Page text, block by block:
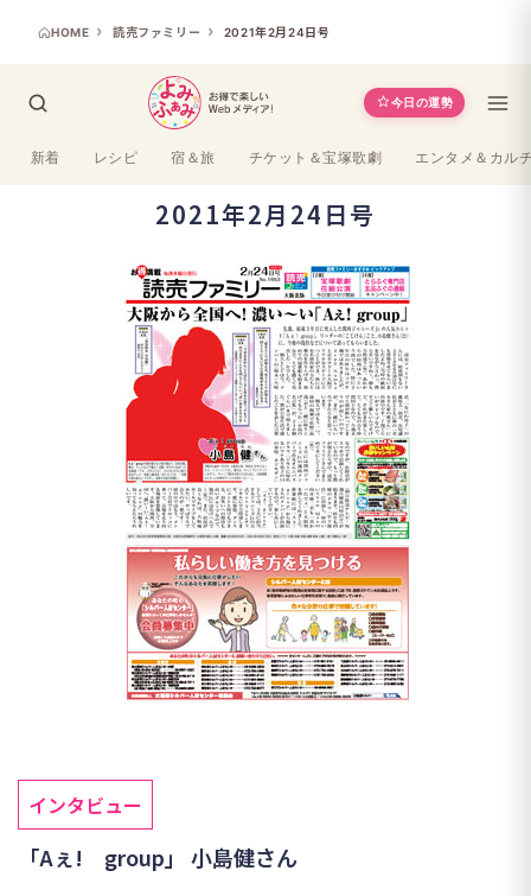
HOME 読売ファミリー 2021年2月24日号
今日の運勢
新着 レシピ 宿＆旅 チケット＆宝塚歌劇 エンタメ＆カル
2021年2月24日号
インタビュー
「Aぇ! group」 小島健さん